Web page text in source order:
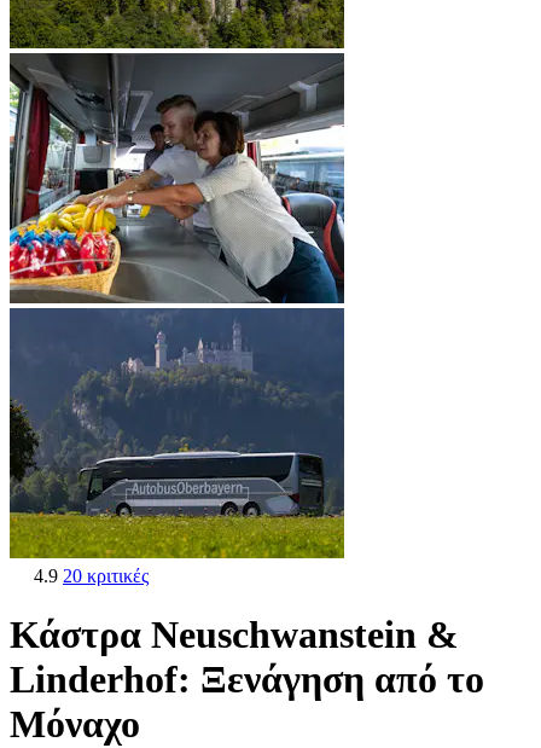
4.9 20 κριτικές
Κάστρα Neuschwanstein &
Linderhof: Ξενάγηση από το
Μόναχο